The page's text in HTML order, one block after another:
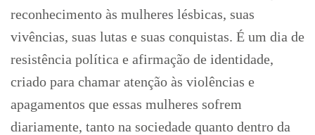
reconhecimento às mulheres lésbicas, suas
vivências, suas lutas e suas conquistas. É um dia de
resistência política e afirmação de identidade,
criado para chamar atenção às violências e
apagamentos que essas mulheres sofrem
diariamente, tanto na sociedade quanto dentro da